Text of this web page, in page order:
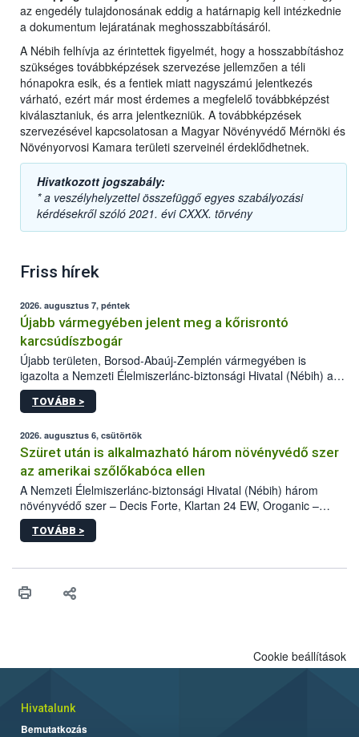
az engedély tulajdonosának eddig a határnapig kell intézkednie
a dokumentum lejáratának meghosszabbításáról.
A Nébih felhívja az érintettek figyelmét, hogy a hosszabbításhoz
szükséges továbbképzések szervezése jellemzően a téli
hónapokra esik, és a fentiek miatt nagyszámú jelentkezés
várható, ezért már most érdemes a megfelelő továbbképzést
kiválasztaniuk, és arra jelentkezniük. A továbbképzések
szervezésével kapcsolatosan a Magyar Növényvédő Mérnöki és
Növényorvosi Kamara területi szerveinél érdeklődhetnek.
Hivatkozott jogszabály:
* a veszélyhelyzettel összefüggő egyes szabályozási
kérdésekről szóló 2021. évi CXXX. törvény
Friss hírek
2026. augusztus 7, péntek
Újabb vármegyében jelent meg a kőrisrontó
karcsúdíszbogár
Újabb területen, Borsod-Abaúj-Zemplén vármegyében is
igazolta a Nemzeti Élelmiszerlánc-biztonsági Hivatal (Nébih) a
kőrisrontó karcsúdíszbogár (Agrilus planipennis) jelenlétét. A
kártevőt nem csak színcsapdában találták meg, de már fertőzött
az intenzív felderítést, emellett az intézkedéseket a szlovák
hatósággal is összehangolják a terjedés megállítása érdekében.
TOVÁBB >
2026. augusztus 6, csütörtök
Szüret után is alkalmazható három növényvédő szer
az amerikai szőlőkabóca ellen
A Nemzeti Élelmiszerlánc-biztonsági Hivatal (Nébih) három
növényvédő szer – Decis Forte, Klartan 24 EW, Oroganic –
engedélyokiratát módosította, így azok a szüretet követően,
egészen a vesszőérettség (BBCH 91) stádiumáig
érésű szőlőkben is legyen lehetőség a károsító elleni további
felhasználók számára is elérhető és ökológiai termesztésben is
TOVÁBB >
Cookie beállítások
Hivatalunk
Bemutatkozás